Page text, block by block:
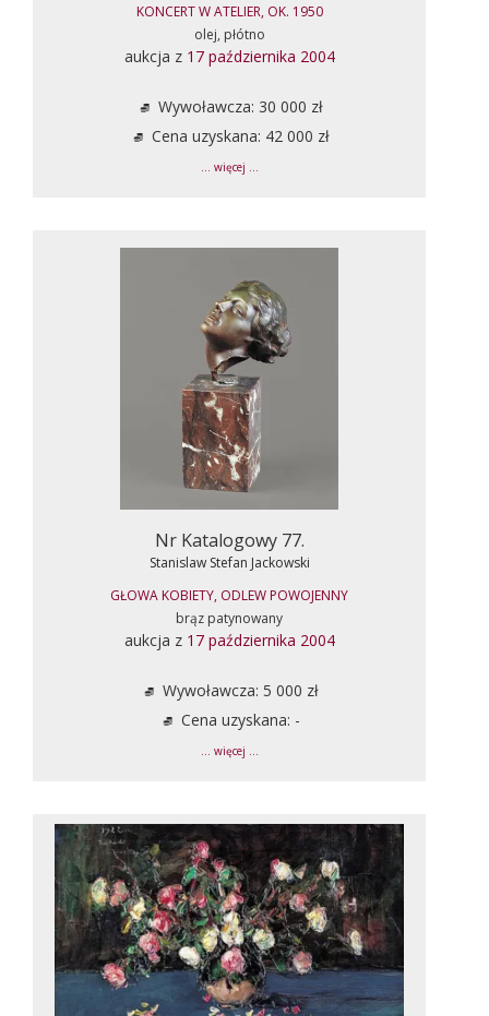
KONCERT W ATELIER, OK. 1950
olej, płótno
aukcja z 17 października 2004
Wywoławcza: 30 000 zł
Cena uzyskana: 42 000 zł
... więcej ...
Nr Katalogowy 77.
Stanislaw Stefan Jackowski
GŁOWA KOBIETY, ODLEW POWOJENNY
brąz patynowany
aukcja z 17 października 2004
Wywoławcza: 5 000 zł
Cena uzyskana: -
... więcej ...